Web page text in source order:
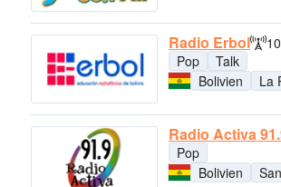
Radio Erbol
Pop
Talk
Bolivien
La
Radio Activa
Pop
Bolivien